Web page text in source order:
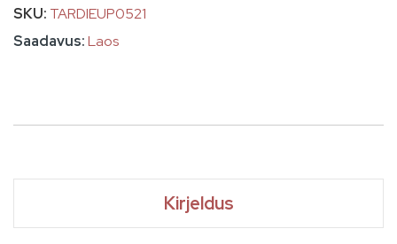
SKU TARDIEUP0521
Laos
Kirjeldus